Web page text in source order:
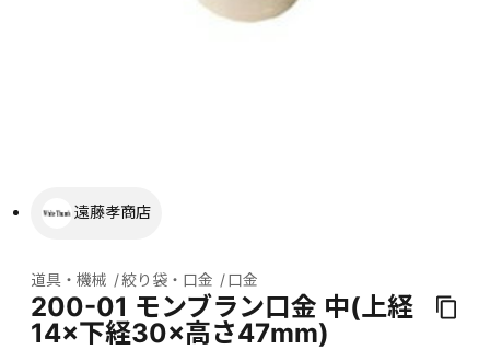
遠藤孝商店
道具・機械 絞り袋・口金 口金
200-01 モンブラン口金 中(上経
14×下経30×高さ47mm)